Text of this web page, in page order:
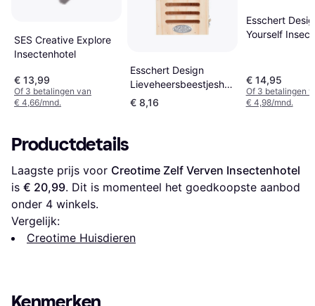
SES Creative Explore
Insectenhotel
€ 13,99
Of 3 betalingen van
€ 4,66/mnd.
Esschert Design
Lieveheersbeestjeshuisje
Silhouet
€ 8,16
Esschert
Yourself
€ 14,95
Of 3 betalingen
€ 4,98/mnd.
Productdetails
Laagste prijs voor Creotime Zelf Verven Insectenhotel
is € 20,99. Dit is momenteel het goedkoopste aanbod
onder 4 winkels.
Vergelijk:
Creotime Huisdieren